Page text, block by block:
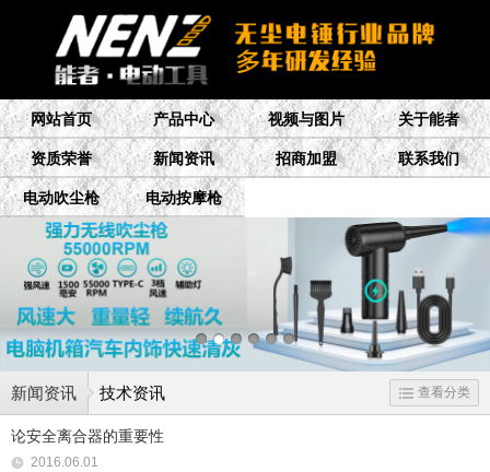
网站首页 产品中心 视频与图片 关于能者
资质荣誉 新闻资讯 招商加盟 联系我们
电动吹尘枪 电动按摩枪
新闻资讯 技术资讯 查看分类
论安全离合器的重要性
2016.06.01